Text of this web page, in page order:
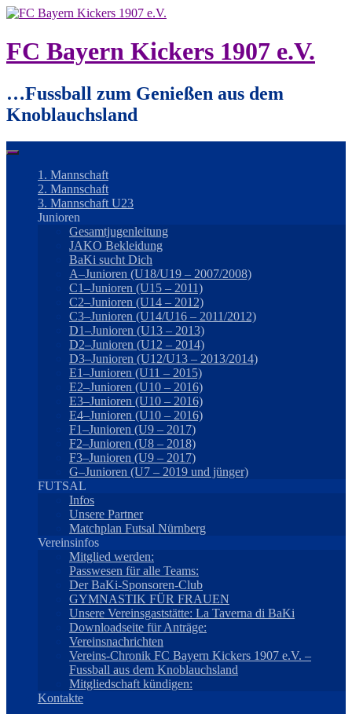
Springe
Inhalt
FC Bayern Kickers 1907 e.V.
…Fussball zum Genießen aus dem
Knoblauchsland
1. Mannschaft
2. Mannschaft
3. Mannschaft U23
Junioren
Gesamtjugenleitung
JAKO Bekleidung
BaKi sucht Dich
A–Junioren (U18/U19 – 2007/2008)
C1–Junioren (U15 – 2011)
C2–Junioren (U14 – 2012)
C3–Junioren (U14/U16 – 2011/2012)
D1–Junioren (U13 – 2013)
D2–Junioren (U12 – 2014)
D3–Junioren (U12/U13 – 2013/2014)
E1–Junioren (U11 – 2015)
E2–Junioren (U10 – 2016)
E3–Junioren (U10 – 2016)
E4–Junioren (U10 – 2016)
F1–Junioren (U9 – 2017)
F2–Junioren (U8 – 2018)
F3–Junioren (U9 – 2017)
G–Junioren (U7 – 2019 und jünger)
FUTSAL
Infos
Unsere Partner
Matchplan Futsal Nürnberg
Vereinsinfos
Mitglied werden:
Passwesen für alle Teams:
Der BaKi-Sponsoren-Club
GYMNASTIK FÜR FRAUEN
Unsere Vereinsgaststätte: La Taverna di BaKi
Downloadseite für Anträge:
Vereinsnachrichten
Vereins-Chronik FC Bayern Kickers 1907 e.V. –
Fussball aus dem Knoblauchsland
Mitgliedschaft kündigen:
Kontakte